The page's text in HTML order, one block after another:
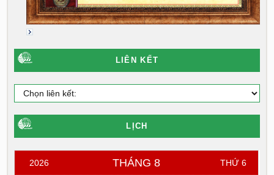
LIÊN KẾT
LỊCH
2026 THÁNG 8 THỨ 6